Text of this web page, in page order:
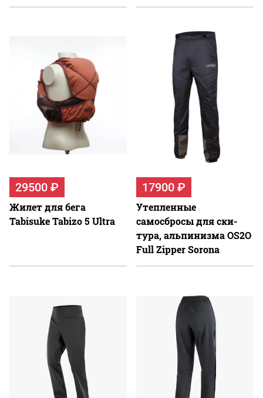
29500 ₽
Жилет для бега
Tabisuke Tabizo 5 Ultra
17900 ₽
Утепленные
самосбросы для ски-
тура, альпинизма OS2O
Full Zipper Sorona